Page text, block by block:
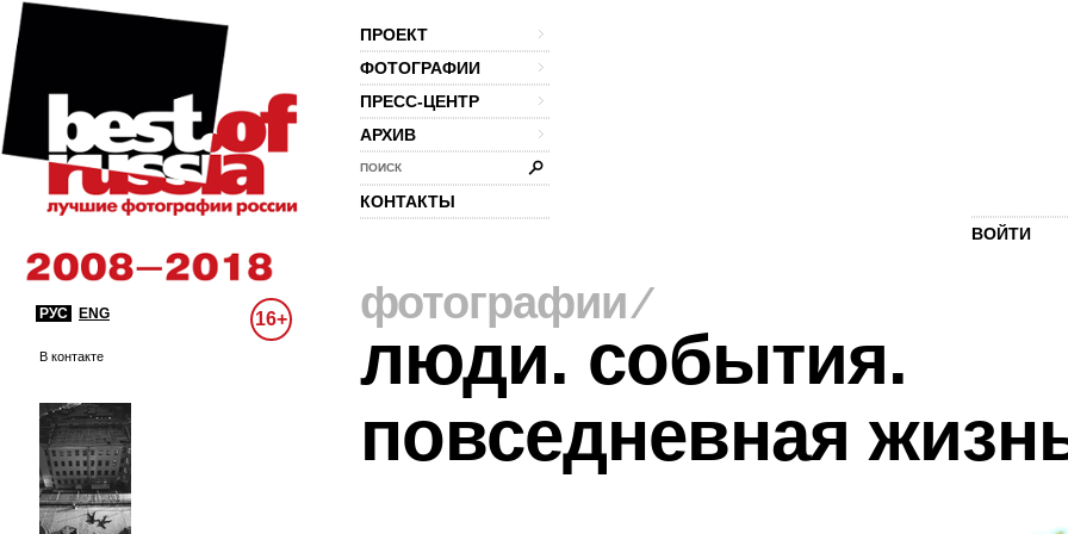
ПРОЕКТ
ФОТОГРАФИИ
ПРЕСС-ЦЕНТР
АРХИВ
ПОИСК
КОНТАКТЫ
ВОЙТИ
РУС ENG 16+
В контакте
фотографии⁄
люди. события.
повседневная